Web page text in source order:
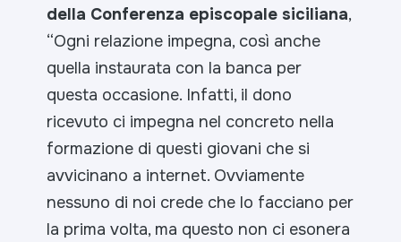
della Conferenza episcopale siciliana,
“Ogni relazione impegna, così anche
quella instaurata con la banca per
questa occasione. Infatti, il dono
ricevuto ci impegna nel concreto nella
formazione di questi giovani che si
avvicinano a internet. Ovviamente
nessuno di noi crede che lo facciano per
la prima volta, ma questo non ci esonera